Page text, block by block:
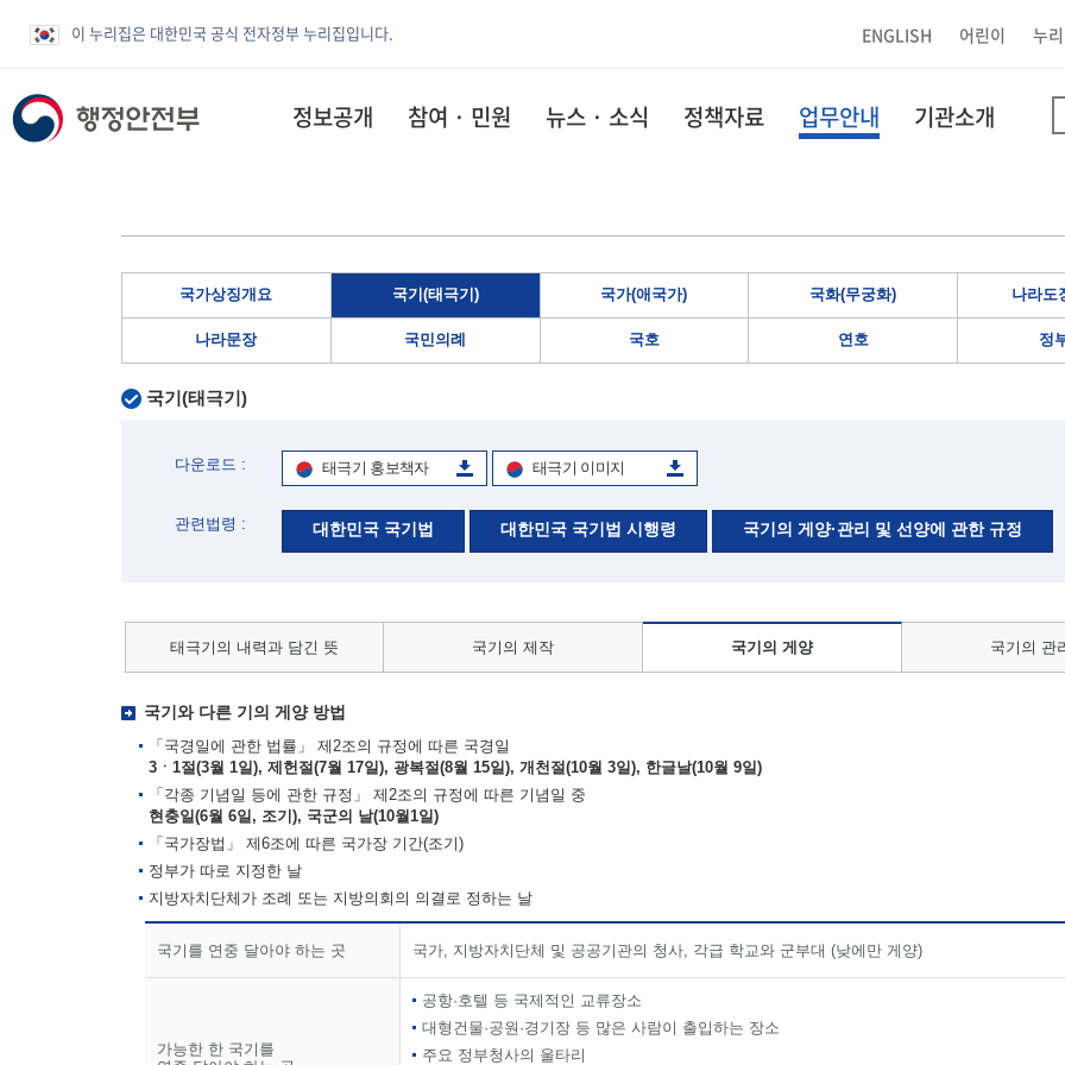
이 누리집은 대한민국 공식 전자정부 누리집입니다. ENGLISH 어린이 누
정보공개 참여 · 민원 뉴스 · 소식 정책자료 업무안내 기관소개
국가상징개요 국기(태극기) 국가(애국가) 국화(무궁화) 나라도
나라문장 국민의례 국호 연호 정
국기(태극기)
다운로드 : 태극기 홍보책자 태극기 이미지
관련법령 : 대한민국 국기법 대한민국 국기법 시행령 국기의 게양·관리 및 선양에 관한 규정
태극기의 내력과 담긴 뜻 국기의 제작 국기의 게양 국기의 관
국기와 다른 기의 게양 방법
「국경일에 관한 법률」 제2조의 규정에 따른 국경일
3ㆍ1절(3월 1일), 제헌절(7월 17일), 광복절(8월 15일), 개천절(10월 3일), 한글날(10월 9일)
「각종 기념일 등에 관한 규정」 제2조의 규정에 따른 기념일 중
현충일(6월 6일, 조기), 국군의 날(10월1일)
「국가장법」 제6조에 따른 국가장 기간(조기)
정부가 따로 지정한 날
지방자치단체가 조례 또는 지방의회의 의결로 정하는 날
국기를 연중 달아야 하는 곳 국가, 지방자치단체 및 공공기관의 청사, 각급 학교와 군부대 (낮에만 게양)
가능한 한 국기를
공항·호텔 등 국제적인 교류장소
대형건물·공원·경기장 등 많은 사람이 출입하는 장소
주요 정부청사의 울타리